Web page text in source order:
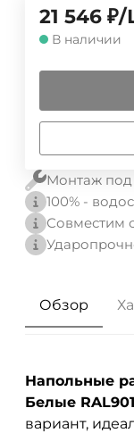
21 546 ₽/
В наличии
Монтаж
100% -
Совместим
Обзор
Напольные
Белые
вариант,